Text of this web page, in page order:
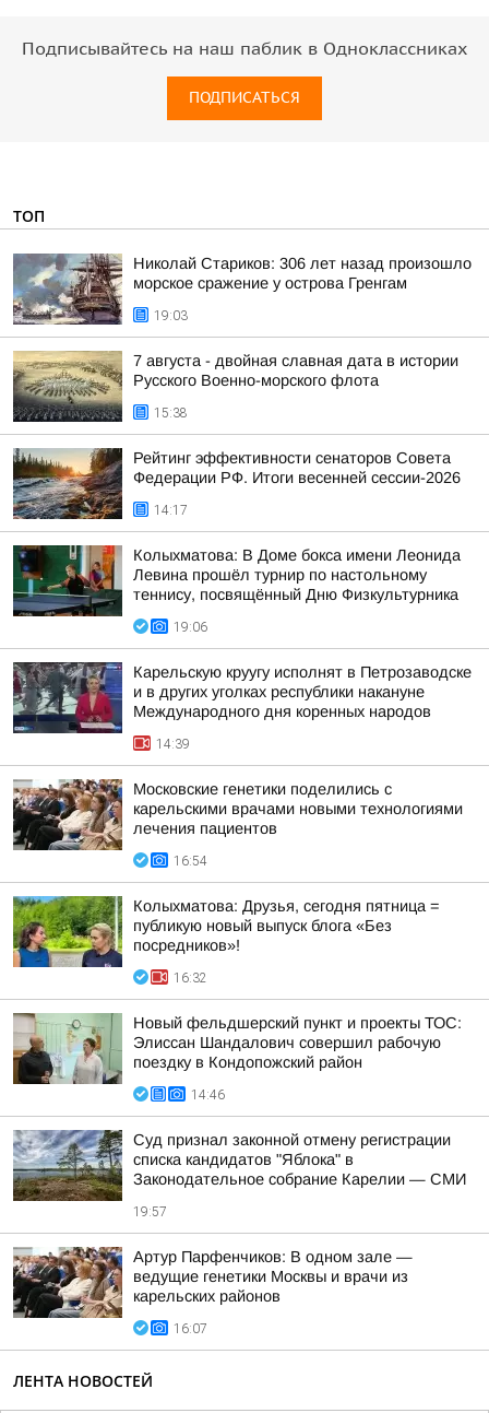
Подписывайтесь на наш паблик в Одноклассниках
ПОДПИСАТЬСЯ
ТОП
Николай Стариков: 306 лет назад произошло
морское сражение у острова Гренгам
19:03
7 августа - двойная славная дата в истории
Русского Военно-морского флота
15:38
Рейтинг эффективности сенаторов Совета
Федерации РФ. Итоги весенней сессии-2026
14:17
Колыхматова: В Доме бокса имени Леонида
Левина прошёл турнир по настольному
теннису, посвящённый Дню Физкультурника
19:06
Карельскую круугу исполнят в Петрозаводске
и в других уголках республики накануне
Международного дня коренных народов
14:39
Московские генетики поделились с
карельскими врачами новыми технологиями
лечения пациентов
16:54
Колыхматова: Друзья, сегодня пятница =
публикую новый выпуск блога «Без
посредников»!
16:32
Новый фельдшерский пункт и проекты ТОС:
Элиссан Шандалович совершил рабочую
поездку в Кондопожский район
14:46
Суд признал законной отмену регистрации
списка кандидатов "Яблока" в
Законодательное собрание Карелии — СМИ
19:57
Артур Парфенчиков: В одном зале —
ведущие генетики Москвы и врачи из
карельских районов
16:07
ЛЕНТА НОВОСТЕЙ